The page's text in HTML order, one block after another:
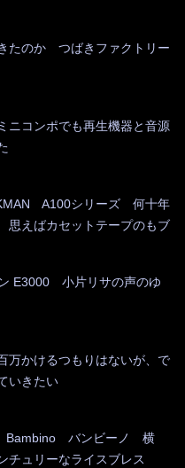
たのか つばきファクトリー
ニコンポでも再生機器と音源
A100シリーズ 何十年
えばカセットテープのもブ
E3000 小片リサの声のゆ
万かけるつもりはないが、で
いきたい
Bambino バンビーノ 横
ュリーなライスブレス